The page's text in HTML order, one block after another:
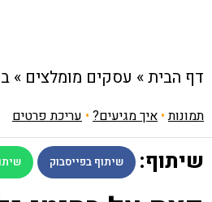
דף הבית» עסקים מומלצים »
תמונות• איך מגיעים? • עריכת פרטים
שיתוף: שיתוף בפייסבוק